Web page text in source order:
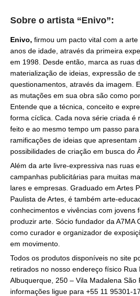
Sobre o artista “Enivo”:
Enivo, firmou um pacto vital com a
anos de idade, através da primeira
em 1998. Desde então, marca as ruas
materialização de ideias, expressão de
questionamentos, através da imagem.
as mutações em sua obra são como
Entende que a técnica, conceito e
forma cíclica. Cada nova série criada é
feito e ao mesmo tempo um passo para
ramificações de ideias que apresentam
possibilidades de criação em busca do
Além da arte livre-expressiva nas ruas
campanhas publicitárias para muitas
lares e empresas. Graduado em Artes
Paulista de Artes, é também arte-
conhecimentos e vivências com jovens
produzir arte. Sócio fundador da A7MA
como curador e organizador de
em movimento.
Todos os produtos disponíveis no site
retirados no nosso endereço físico Rua
Albuquerque, 250 – Vila Madalena São
informações ligue para +55 11 95301-